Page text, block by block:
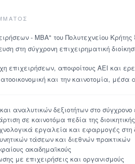
- ΜΒΑ" του Πολυτεχνείου
στη σύγχρονη επιχειρηματική
επιχειρήσεων, αποφοίτους ΑΕΙ και
και την καινοτομία, μέσα
αναλυτικών δεξιοτήτων στο
σε καινοτόμα πεδία της
εργαλεία και εφαρμογές στη
τάσεων και διεθνών πρακτικών
ακαδημαϊκούς
με επιχειρήσεις και οργανισμούς